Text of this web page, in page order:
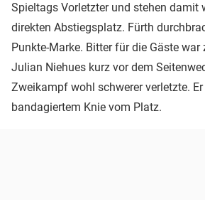
Spieltags Vorletzter und stehen damit
direkten Abstiegsplatz. Fürth
Punkte-Marke. Bitter für die Gäste war
Julian Niehues kurz vor dem
Zweikampf wohl schwerer verletzte.
bandagiertem Knie vom Platz.